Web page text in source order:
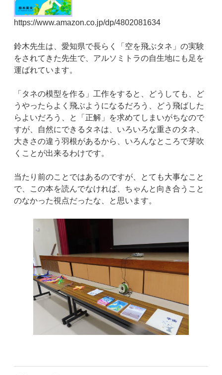
https://www.amazon.co.jp/dp/4802081634
鈴木先生は、愛知県で長らく「空を飛ぶタネ」の実験
をされてきた先生で、アルソミトラの自生地にも足を
運ばれています。
「タネの模型を作る」工作をすると、どうしても、ど
うやったらよく飛ぶようになるだろう、どう飛ばした
らよいだろう、と「正解」を求めてしまいがちなので
すが、自然にできるタネは、いろいろな重さのタネ、
大きさの違う羽根があるから、いろんなところで芽吹
くことが出来るわけです。
当たり前のことではあるのですが、とても大事なこと
で、この本を読んでなければ、ちゃんと向き合うこと
のなかった視点だったな、と思います。